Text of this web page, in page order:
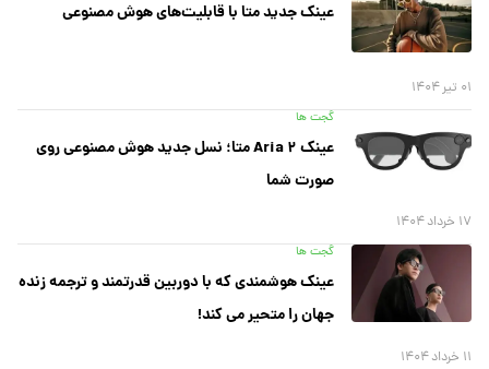
عینک جدید متا با قابلیت‌های هوش مصنوعی
۰۱ تیر ۱۴۰۴
گجت ها
عینک Aria ۲ متا؛ نسل جدید هوش مصنوعی روی
صورت شما
۱۷ خرداد ۱۴۰۴
گجت ها
عینک هوشمندی که با دوربین قدرتمند و ترجمه زنده
جهان را متحیر می کند!
۱۱ خرداد ۱۴۰۴